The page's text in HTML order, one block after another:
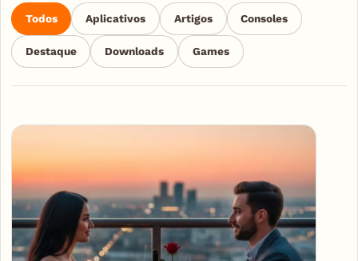
Todos Aplicativos Artigos Consoles
Destaque Downloads Games
Articles